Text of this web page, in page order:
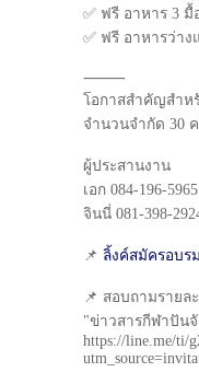
✅ ฟรี อาหาร 3 มื้
✅ ฟรี อาหารว่า
⸻
โอกาสสำคัญสำห
จำนวนจำกัด 30
ผู้ประสานงาน
เอก 084-196-
จินนี่ 081-398-
📌 ลิ้งค์สมัครอบร
📌 สอบถามราย
"ข่าวสารกีฬาปัน
https://line.me/ti/